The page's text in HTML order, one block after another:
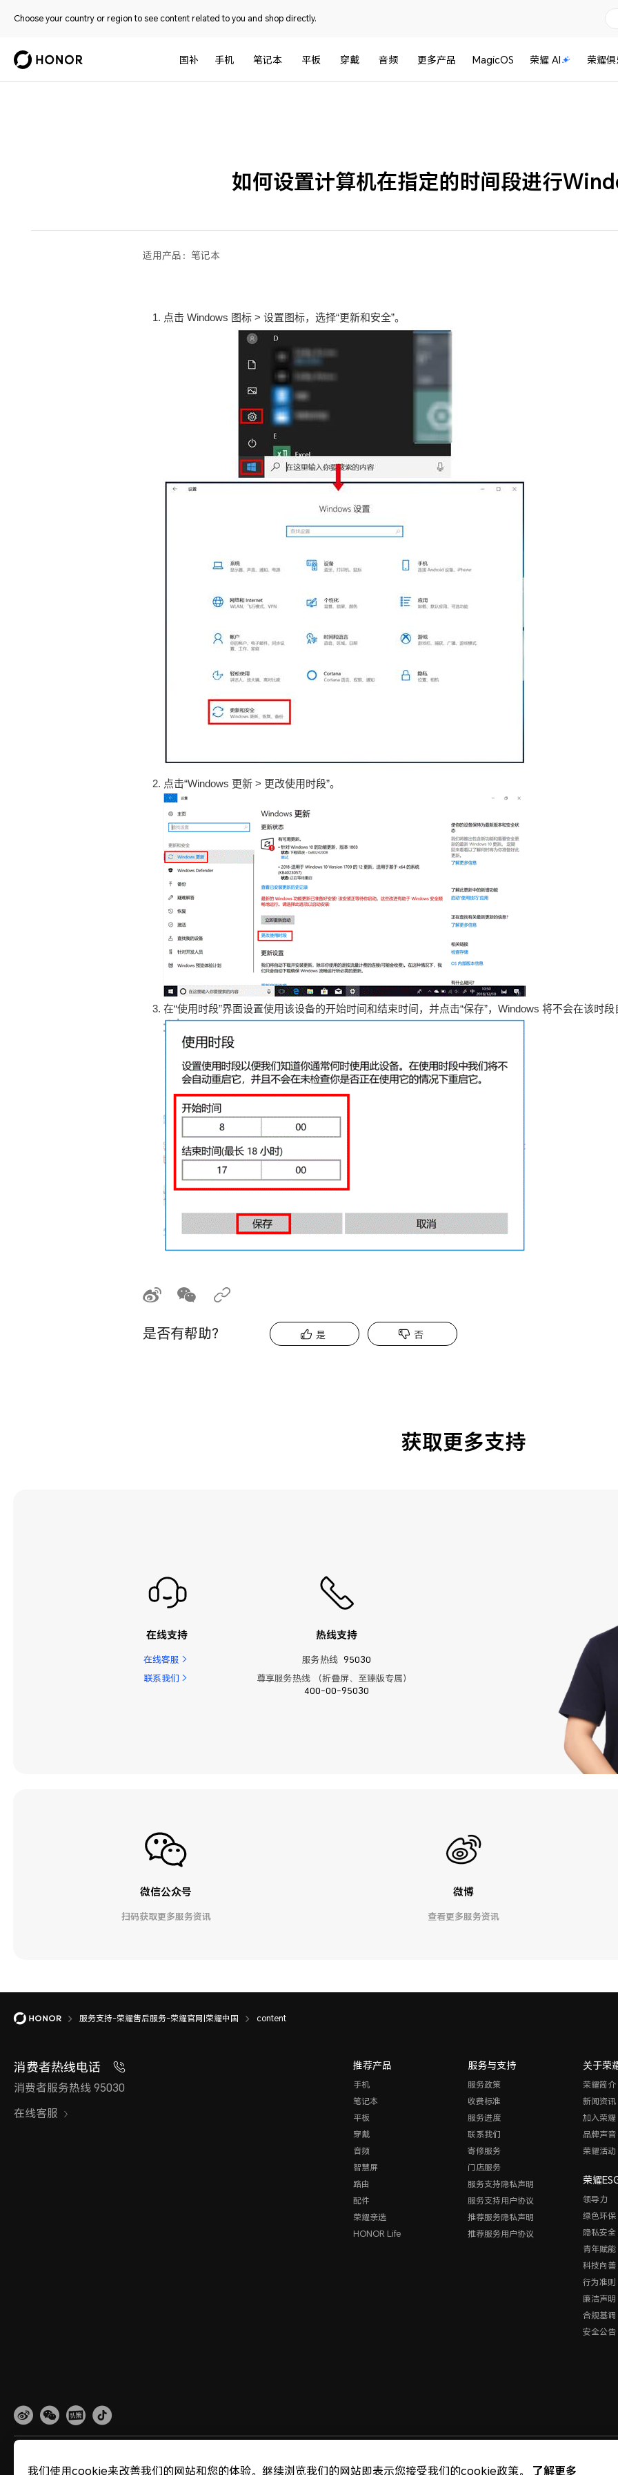
Choose your country or region to see content related to you and shop directly.
国补 手机 笔记本 平板 穿戴 音频 更多产品 MagicOS 荣耀 AI 荣耀
如何设置计算机在指定的时间段进行
适用产品： 笔记本
点击 Windows 图标 > 设置图标，选择“更新和安全”。
点击“Windows 更新 > 更改使用时段”。
在“使用时段”界面设置使用该设备的开始时间和结束时间，并点击“保存”，Windows 将不会在该时段
是否有帮助？ 是 否
获取更多支持
在线支持
在线客服
联系我们
热线支持
服务热线 95030
尊享服务热线 （折叠屏、至臻版专属）
400-00-95030
微信公众号
扫码获取更多服务资讯
微博
查看更多服务资讯
服务支持-荣耀售后服务-荣耀官网|荣耀中国 content
消费者热线电话
消费者服务热线 95030
在线客服
推荐产品
手机
笔记本
平板
穿戴
音频
智慧屏
路由
配件
荣耀亲选
HONOR Life
服务与支持
服务政策
收费标准
服务进度
联系我们
寄修服务
门店服务
服务支持隐私声明
服务支持用户协议
推荐服务隐私声明
推荐服务用户协议
关于荣
荣耀简介
新闻资讯
加入荣耀
品牌声音
荣耀活动
荣耀
领导力
绿色环保
隐私安全
青年赋能
科技向善
行为准则
廉洁声明
合规基调
安全公告
版权所有 © 荣耀终端股
我们使用cookie来改善我们的网站和您的体验。继续浏览我们的网站即表示您接受我们的cookie政策。 了解更多